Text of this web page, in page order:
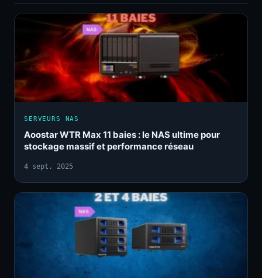
SERVEURS NAS
Aoostar WTR Max 11 baies : le NAS ultime pour
stockage massif et performance réseau
4 sept. 2025